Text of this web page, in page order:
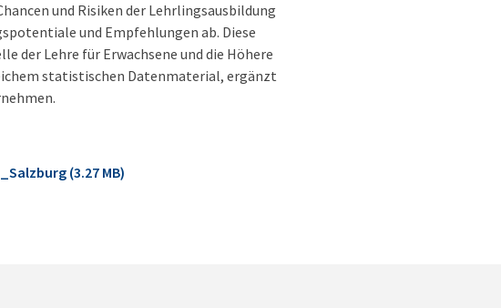
und Risiken der Lehrlingsausbildung
und Empfehlungen ab. Diese
der Lehre für Erwachsene und die Höhere
statistischen Datenmaterial, ergänzt
(3.27 MB)